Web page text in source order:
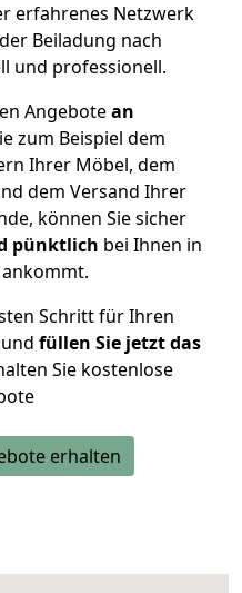
erfahrenes Netzwerk
Beiladung nach
und professionell.
Angebotean
zum Beispiel dem
Ihrer Möbel, dem
dem Versand Ihrer
können Sie sicher
pünktlich bei Ihnen in
Schritt für Ihren
füllen Sie jetzt das
Sie kostenlose
erhalten